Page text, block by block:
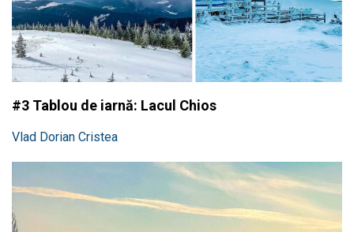
#3 Tablou de iarnă: Lacul Chios
Vlad Dorian Cristea